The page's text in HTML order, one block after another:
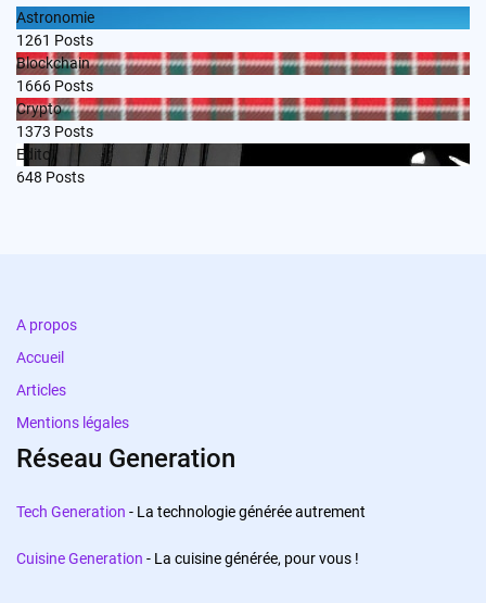
Astronomie
1261 Posts
Blockchain
1666 Posts
Crypto
1373 Posts
Edito
648 Posts
A propos
Accueil
Articles
Mentions légales
Réseau Generation
Tech Generation - La technologie générée autrement
Cuisine Generation - La cuisine générée, pour vous !